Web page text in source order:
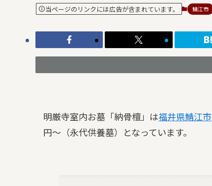
当ページのリンクには広告が含まれています。 鯖江市
明厳寺室内お墓「納骨檀」は福井県鯖江市
円～（永代供養墓）となっています。